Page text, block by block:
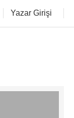
Yazar Girişi